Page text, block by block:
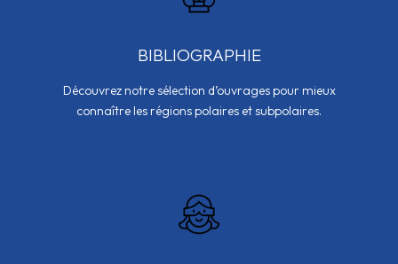
BIBLIOGRAPHIE
Découvrez notre sélection d’ouvrages pour mieux
connaître les régions polaires et subpolaires.